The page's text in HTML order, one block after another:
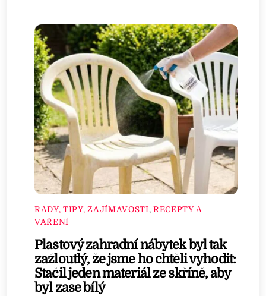
RADY, TIPY, ZAJÍMAVOSTI, RECEPTY A
VAŘENÍ
Plastový zahradní nábytek byl tak
zažloutlý, že jsme ho chtěli vyhodit:
Stačil jeden materiál ze skříně, aby
byl zase bílý